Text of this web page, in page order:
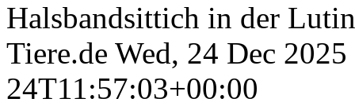
Halsbandsittich in der
Tiere.de Wed, 24 Dec
24T11:57:03+00:00